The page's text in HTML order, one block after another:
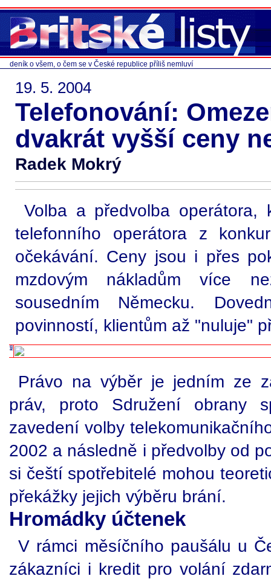
deník o všem, o čem se v České republice příliš nemluví
19. 5. 2004
Telefonování:
dvakrát vyšší ceny
Radek Mokrý
Volba a předvolba operátora,
telefonního operátora z
očekávání. Ceny jsou i přes
mzdovým nákladům více
sousedním Německu.
povinností, klientům až "nuluje"
Právo na výběr je jedním ze
práv, proto Sdružení obrany
zavedení volby
2002 a následně i předvolby od
si čeští spotřebitelé mohou
překážky jejich výběru brání.
Hromádky účtenek
V rámci měsíčního paušálu u
zákazníci i kredit pro volání